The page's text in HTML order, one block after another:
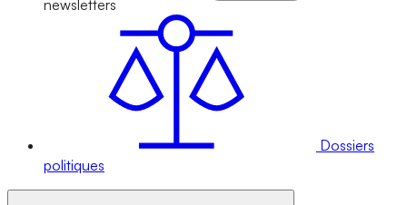
newsletters
Dossiers
politiques